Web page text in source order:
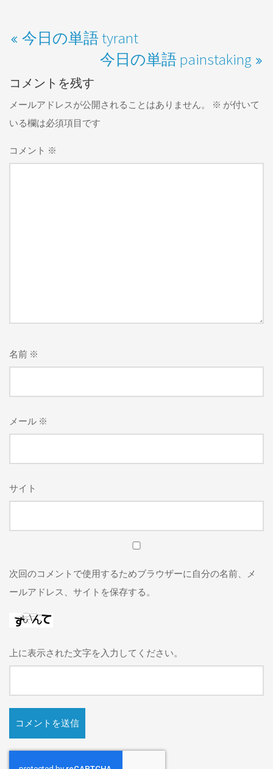
今日の単語 tyrant
今日の単語 painstaking
コメントを残す
メールアドレスが公開されることはありません。 ※ が付いて
いる欄は必須項目です
コメント ※
名前 ※
メール ※
サイト
次回のコメントで使用するためブラウザーに自分の名前、メ
ールアドレス、サイトを保存する。
上に表示された文字を入力してください。